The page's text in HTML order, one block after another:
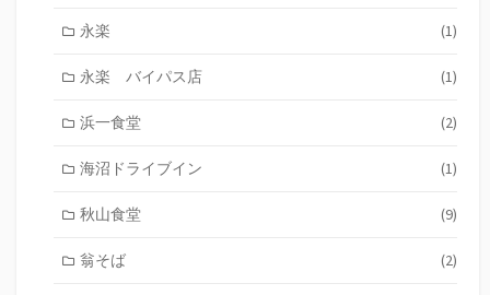
永楽 (1)
永楽 バイパス店 (1)
浜一食堂 (2)
海沼ドライブイン (1)
秋山食堂 (9)
翁そば (2)